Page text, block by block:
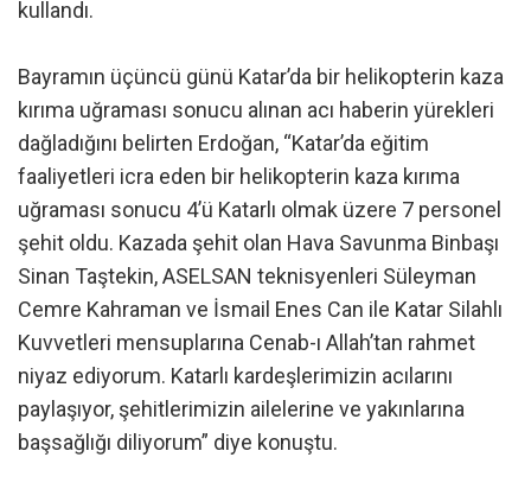
kullandı.
Bayramın üçüncü günü Katar’da bir helikopterin kaza
kırıma uğraması sonucu alınan acı haberin yürekleri
dağladığını belirten Erdoğan, “Katar’da eğitim
faaliyetleri icra eden bir helikopterin kaza kırıma
uğraması sonucu 4’ü Katarlı olmak üzere 7 personel
şehit oldu. Kazada şehit olan Hava Savunma Binbaşı
Sinan Taştekin, ASELSAN teknisyenleri Süleyman
Cemre Kahraman ve İsmail Enes Can ile Katar Silahlı
Kuvvetleri mensuplarına Cenab-ı Allah’tan rahmet
niyaz ediyorum. Katarlı kardeşlerimizin acılarını
paylaşıyor, şehitlerimizin ailelerine ve yakınlarına
başsağlığı diliyorum” diye konuştu.